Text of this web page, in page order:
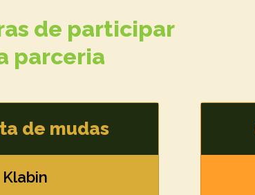
de participar
parceria
de mudas
Klabin